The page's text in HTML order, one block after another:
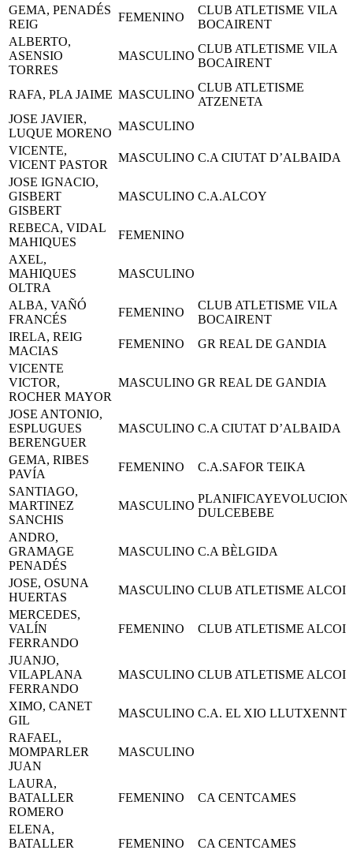
GEMA, PENADÉS
REIG
FEMENINO
CLUB ATLETISME VILA
BOCAIRENT
ALBERTO,
ASENSIO
TORRES
MASCULINO
CLUB ATLETISME VILA
BOCAIRENT
RAFA, PLA JAIME MASCULINO
CLUB ATLETISME
ATZENETA
JOSE JAVIER,
LUQUE MORENO
MASCULINO
VICENTE,
VICENT PASTOR
MASCULINO C.A CIUTAT D’ALBAIDA
JOSE IGNACIO,
GISBERT
GISBERT
MASCULINO C.A.ALCOY
REBECA, VIDAL
MAHIQUES
FEMENINO
AXEL,
MAHIQUES
OLTRA
MASCULINO
ALBA, VAÑÓ
FRANCÉS
FEMENINO
CLUB ATLETISME VILA
BOCAIRENT
IRELA, REIG
MACIAS
FEMENINO
GR REAL DE GANDIA
VICENTE
VICTOR,
ROCHER MAYOR
MASCULINO GR REAL DE GANDIA
JOSE ANTONIO,
ESPLUGUES
BERENGUER
MASCULINO C.A CIUTAT D’ALBAIDA
GEMA, RIBES
PAVÍA
FEMENINO
C.A.SAFOR TEIKA
SANTIAGO,
MARTINEZ
SANCHIS
MASCULINO
DULCEBEBE
ANDRO,
GRAMAGE
PENADÉS
MASCULINO C.A BÈLGIDA
JOSE, OSUNA
HUERTAS
MASCULINO CLUB ATLETISME ALCOI
MERCEDES,
VALÍN
FERRANDO
FEMENINO CLUB ATLETISME ALCOI
JUANJO,
VILAPLANA
FERRANDO
MASCULINO CLUB ATLETISME ALCOI
XIMO, CANET
GIL
MASCULINO C.A. EL XIO LLUTXENNT
RAFAEL,
MOMPARLER
JUAN
MASCULINO
LAURA,
BATALLER
ROMERO
FEMENINO CA CENTCAMES
ELENA,
BATALLER
FEMENINO CA CENTCAMES